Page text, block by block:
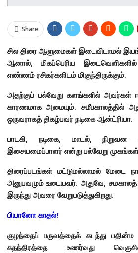
Share
சில திரை ஆளுமைகள் இடைவிடாமல்
ஆனால், மிகப்பெரிய
எண்ணம் ரசிகர்களிடம் மிகுந்திருக்கும்.
அதற்குப் பல்வேறு களங்களில் அவர்கள்
காரணமாக அமையும். சமீபகாலத்தில்
ஒருவராகத் திகழ்பவர் நடிகை ஆன்ட்ரியா.
பாடகி, நடிகை, மாடல், நிறுவன
இசையமைப்பாளர் என்று பல்வேறு
திரைப்படங்கள் மட்டுமல்லாமல் மேடை
அனுபவமும் உடையவர். அதுவே, சமகாலத்
இருந்து அவரை வேறுபடுத்துகிறது.
பியானோ காதல்!
குழந்தைப் பருவத்தைக் கடந்து பதின்ம
சுதந்திரத்தை உணர்வது